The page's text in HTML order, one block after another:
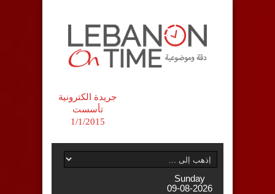
جريدة الكترونية
تأسست
1/1/2015
Sunday
09-08-2026